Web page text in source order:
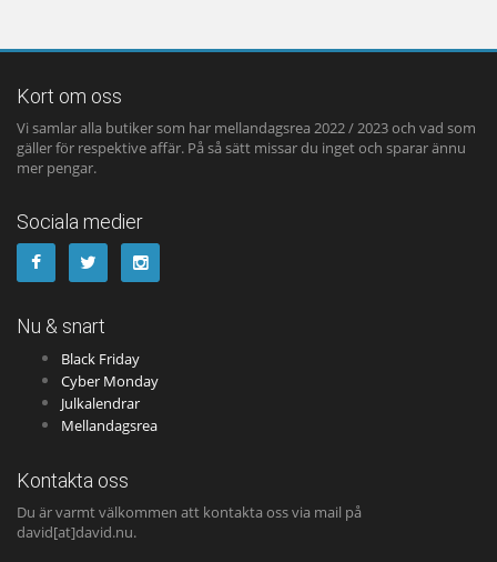
Kort om oss
Vi samlar alla butiker som har mellandagsrea 2022 / 2023 och vad som
gäller för respektive affär. På så sätt missar du inget och sparar ännu
mer pengar.
Sociala medier
Nu & snart
Black Friday
Cyber Monday
Julkalendrar
Mellandagsrea
Kontakta oss
Du är varmt välkommen att kontakta oss via mail på
david[at]david.nu.